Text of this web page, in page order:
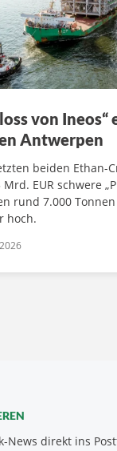
von
Antwerpen
beiden Ethan-
Mrd. EUR schwere
rund 7.000
hoch.
News direkt ins